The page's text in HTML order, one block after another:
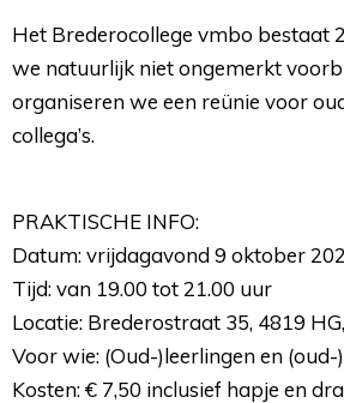
Het Brederocollege vmbo bestaat
we natuurlijk niet ongemerkt
organiseren we een reünie voor
collega’s.
PRAKTISCHE INFO:
Datum: vrijdagavond 9 oktober
Tijd: van 19.00 tot 21.00 uur
Locatie: Brederostraat 35, 4819
Voor wie: (Oud-)leerlingen en (oud-
Kosten: € 7,50 inclusief hapje en